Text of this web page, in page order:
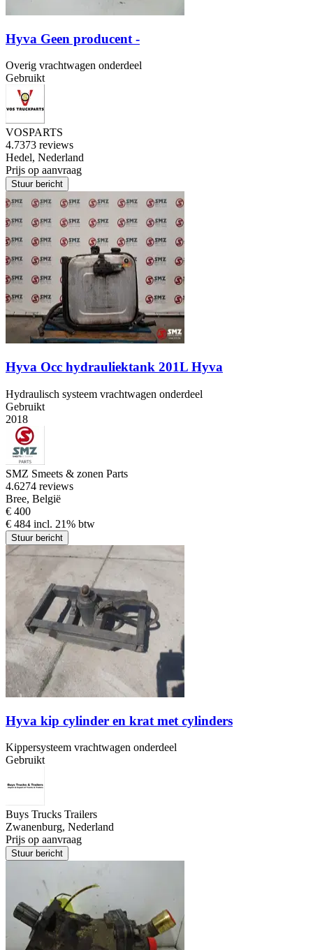
Hyva Geen producent -
Overig vrachtwagen onderdeel
Gebruikt
VOSPARTS
4.7373 reviews
Hedel, Nederland
Prijs op aanvraag
Stuur bericht
Hyva Occ hydrauliektank 201L Hyva
Hydraulisch systeem vrachtwagen onderdeel
Gebruikt
2018
SMZ Smeets & zonen Parts
4.6274 reviews
Bree, België
€ 400
€ 484 incl. 21% btw
Stuur bericht
Hyva kip cylinder en krat met cylinders
Kippersysteem vrachtwagen onderdeel
Gebruikt
Buys Trucks Trailers
Zwanenburg, Nederland
Prijs op aanvraag
Stuur bericht